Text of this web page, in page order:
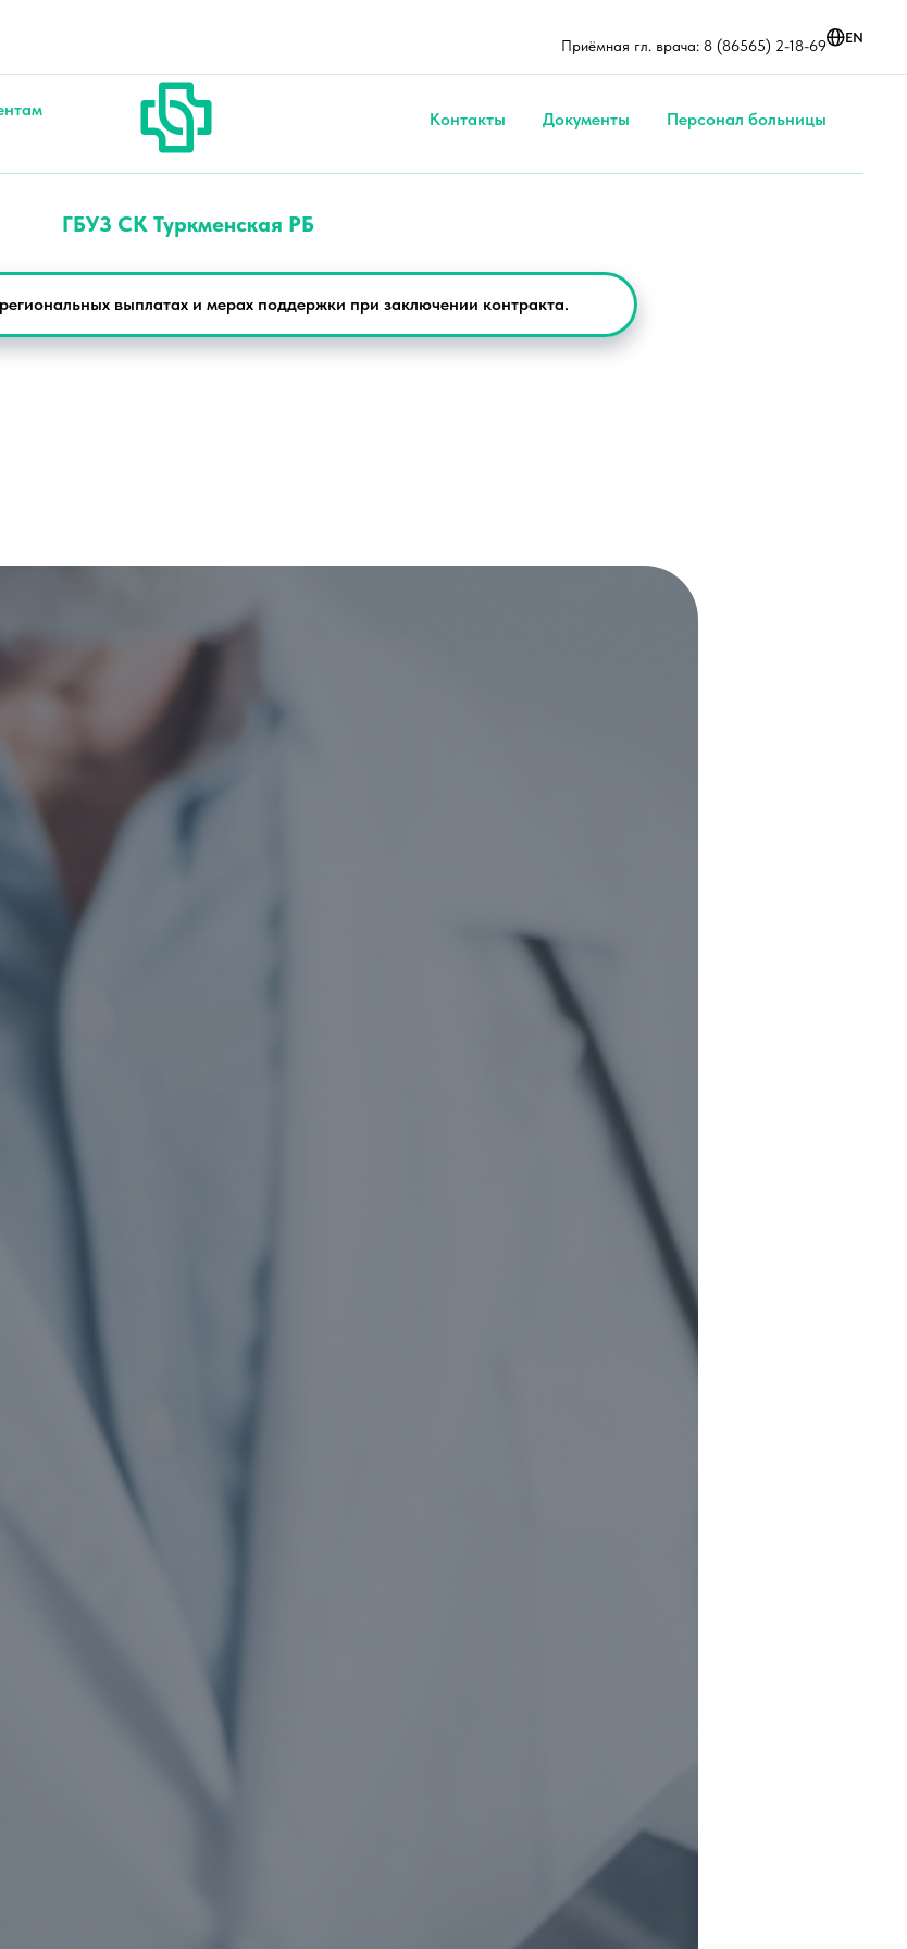
Телефон регистратуры: 8 (86565) 2-11-01 (доб. 202)
Адрес: cело Летняя
Больничная, 5
Контакты Документы Персонал больницы
ГБУЗ СК Туркменская РБ
выплатах и мерах поддержки при заключении контракта.
Приёмная гл. врача: 8 (86565) 2-18-69 EN